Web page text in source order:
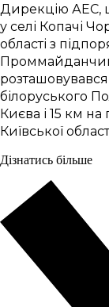
Дирекцію АЕС,
у селі Копачі
області з
розташовувався
білоруського
Києва і 15 км на
Київської
Дізнатись більше